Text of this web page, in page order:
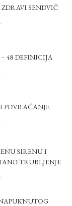
SENDVIČ
48 DEFINICIJA
POVRAĆANJE
SIRENU I
TRUBLJENJE